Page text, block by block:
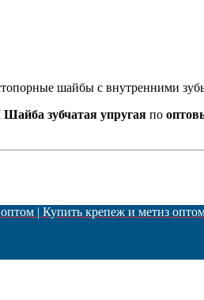
шайбы с внутренними
зубчатая упругая по
| Купить крепеж и метиз